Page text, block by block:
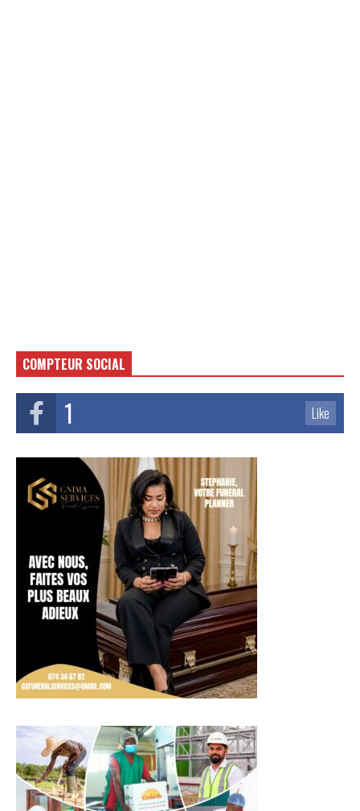
COMPTEUR SOCIAL
1 Like